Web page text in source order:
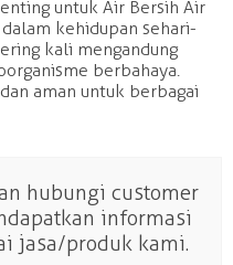
untuk Air Bersih Air
kehidupan sehari-
kali mengandung
berbahaya.
aman untuk berbagai
hubungi customer
informasi
jasa/produk kami.